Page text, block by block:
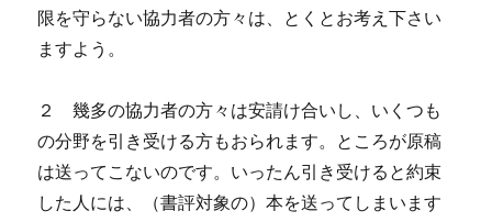
限を守らない協力者の方々は、とくとお考え下さい
ますよう。
２ 幾多の協力者の方々は安請け合いし、いくつも
の分野を引き受ける方もおられます。ところが原稿
は送ってこないのです。いったん引き受けると約束
した人には、（書評対象の）本を送ってしまいます